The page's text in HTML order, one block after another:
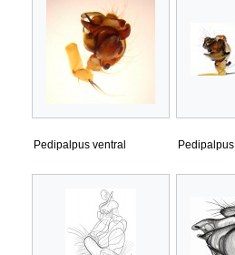
Pedipalpus ventral Pedipalpus